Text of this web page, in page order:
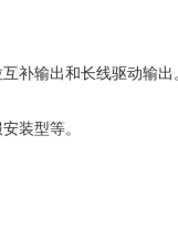
补输出和长线驱动输出
装型等。